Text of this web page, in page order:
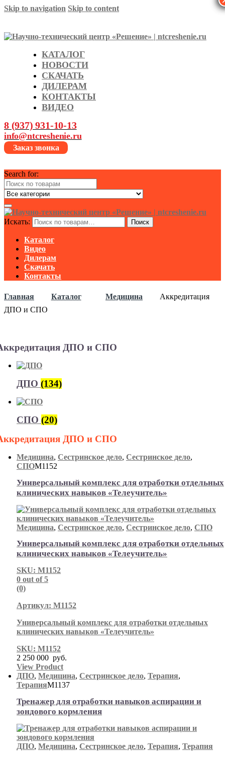
Skip to navigation Skip to content
КАТАЛОГ
НОВОСТИ
СКАЧАТЬ
ДИЛЕРАМ
КОНТАКТЫ
ВИДЕО
8 (937) 931-10-13
info@ntcreshenie.ru
Заказ звонка
Search for:
Искать: Поиск
Каталог
Видео
Дилерам
Скачать
Контакты
Главная Каталог Медицина
Аккредитация
ДПО и СПО
ДПО и СПО
ДПО (134)
СПО (20)
ДПО и СПО
Медицина, Сестринское дело, Сестринское дело,
СПОМ1152
Универсальный комплекс для отработки отдельных
клинических навыков «Телеучитель»
Медицина, Сестринское дело, Сестринское дело, СПО
Универсальный комплекс для отработки отдельных
клинических навыков «Телеучитель»
SKU: М1152
0 out of 5
(0)
Артикул: М1152
Универсальный комплекс для отработки отдельных
клинических навыков «Телеучитель»
SKU: М1152
2 250 000 руб.
View Product
ДПО, Медицина, Сестринское дело, Терапия,
ТерапияМ1137
Тренажер для отработки навыков аспирации и
зондового кормления
ДПО, Медицина, Сестринское дело, Терапия, Терапия